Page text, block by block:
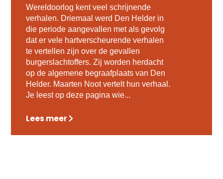
Wereldoorlog kent veel schrijnende
verhalen. Driemaal werd Den Helder in
die periode aangevallen met als gevolg
dat er vele hartverscheurende verhalen
te vertellen zijn over de gevallen
burgerslachtoffers. Zij worden herdacht
op de algemene begraafplaats van Den
Helder. Maarten Noot vertelt hun verhaal.
Je leest op deze pagina wie...
Lees meer